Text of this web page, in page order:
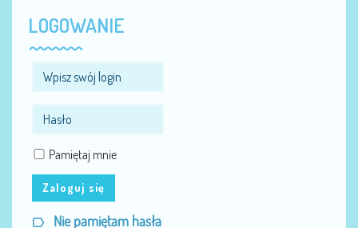
LOGOWANIE
Pamiętaj mnie
Zaloguj się
Nie pamiętam hasła